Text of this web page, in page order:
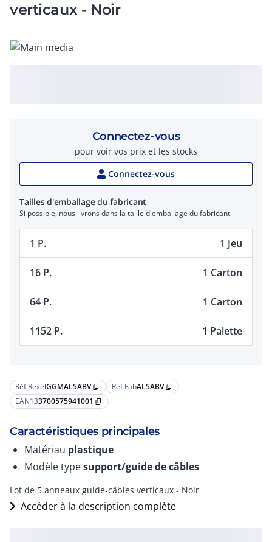
verticaux - Noir
Réf RexelGGMAL5ABV content_copy Réf FabAL5ABV content_copy
EAN133700575941001 content_copy
Caractéristiques principales
Matériau plastique
Modèle typesupport/guide de câbles
Lot de 5 anneaux guide-câbles verticaux - Noir
Accéder à la description complète
Connectez-vous
pour voir vos prix et les stocks
Connectez-vous
Tailles d'emballage du fabricant
Si possible, nous livrons dans la taille d'emballage du fabricant
1 P. 1 Jeu
16 P. 1 Carton
64 P. 1 Carton
1152 P. 1 Palette